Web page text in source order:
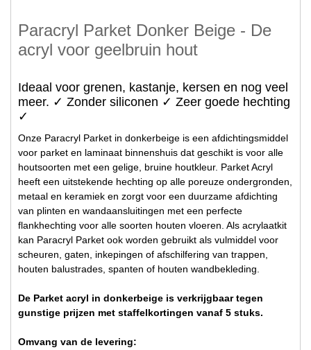
Paracryl Parket Donker Beige - De
acryl voor geelbruin hout
Ideaal voor grenen, kastanje, kersen en nog veel
meer. ✓ Zonder siliconen ✓ Zeer goede hechting
✓
Onze Paracryl Parket in donkerbeige is een afdichtingsmiddel
voor parket en laminaat binnenshuis dat geschikt is voor alle
houtsoorten met een gelige, bruine houtkleur. Parket Acryl
heeft een uitstekende hechting op alle poreuze ondergronden,
metaal en keramiek en zorgt voor een duurzame afdichting
van plinten en wandaansluitingen met een perfecte
flankhechting voor alle soorten houten vloeren. Als acrylaatkit
kan Paracryl Parket ook worden gebruikt als vulmiddel voor
scheuren, gaten, inkepingen of afschilfering van trappen,
houten balustrades, spanten of houten wandbekleding.
De Parket acryl in donkerbeige is verkrijgbaar tegen
gunstige prijzen met staffelkortingen vanaf 5 stuks.
Omvang van de levering: